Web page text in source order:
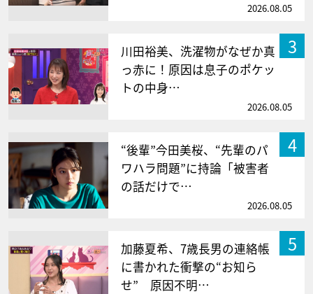
2026.08.05
3
川田裕美、洗濯物がなぜか真
っ赤に！原因は息子のポケッ
トの中身…
2026.08.05
4
“後輩”今田美桜、“先輩のパ
ワハラ問題”に持論「被害者
の話だけで…
2026.08.05
5
加藤夏希、7歳長男の連絡帳
に書かれた衝撃の“お知ら
せ” 原因不明…